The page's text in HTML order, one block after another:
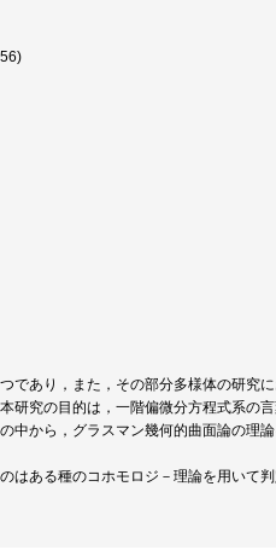
であり，また，その部分多様体の研究
究の目的は，一階偏微分方程式系の
から，グラスマン幾何的曲面論の理
はある種のコホモロジ－理論を用いて